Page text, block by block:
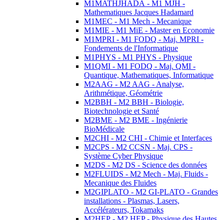
M1MATHJHADA - M1 MJH -
Mathematiques Jacques Hadamard
M1MEC - M1 Mech - Mecanique
M1MIE - M1 MiE - Master en Economie
M1MPRI - M1 FODQ - Maj. MPRI -
Fondements de l'Informatique
M1PHYS - M1 PHYS - Physique
M1QMI - M1 FODQ - Maj. QMI -
Quantique, Mathematiques, Informatique
M2AAG - M2 AAG - Analyse,
Arithmétique, Géométrie
M2BBH - M2 BBH - Biologie,
Biotechnologie et Santé
M2BME - M2 BME - Ingénierie
BioMédicale
M2CHI - M2 CHI - Chimie et Interfaces
M2CPS - M2 CCSN - Maj. CPS -
Système Cyber Physique
M2DS - M2 DS - Science des données
M2FLUIDS - M2 Mech - Maj. Fluids -
Mecanique des Fluides
M2GIPLATO - M2 GI-PLATO - Grandes
installations - Plasmas, Lasers,
Accélérateurs, Tokamaks